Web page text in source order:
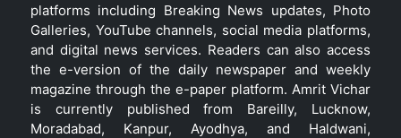
platforms including Breaking News updates, Photo
Galleries, YouTube channels, social media platforms,
and digital news services. Readers can also access
the e-version of the daily newspaper and weekly
magazine through the e-paper platform. Amrit Vichar
is currently published from Bareilly, Lucknow,
Moradabad, Kanpur, Ayodhya, and Haldwani,